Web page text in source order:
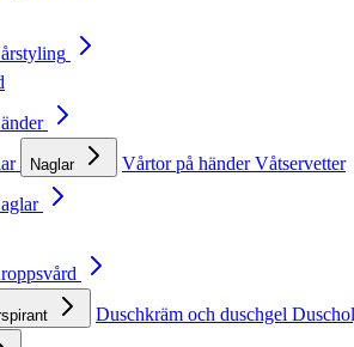
Naglar Vårtor på händerVåtservetter
Duschkräm och duschgel